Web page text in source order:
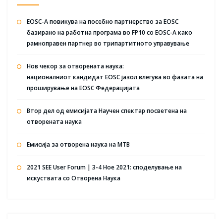
EOSC-A повикува на посебно партнерство за EOSC
базирано на работна програма во FP10 со EOSC-A како
рамноправен партнер во трипартитното управување
Нов чекор за отворената наука:
националниот кандидат EOSC јазол влегува во фазата на
проширување на EOSC Федерацијата
Втор дел од емисијата Научен спектар посветена на
отворената наука
Емисија за отворена наука на МТВ
2021 SEE User Forum | 3-4 Ное 2021: споделување на
искуствата со Отворена Наука